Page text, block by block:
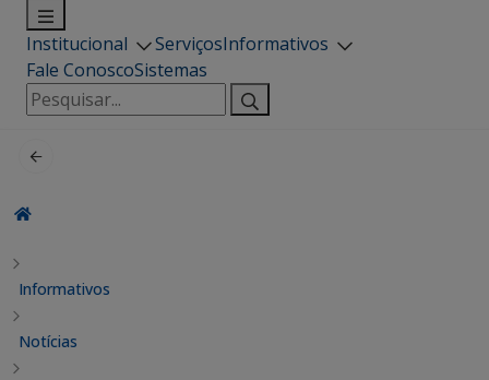
Institucional ServiçosInformativos
Fale ConoscoSistemas
Pesquisar
por:
Informativos
Notícias